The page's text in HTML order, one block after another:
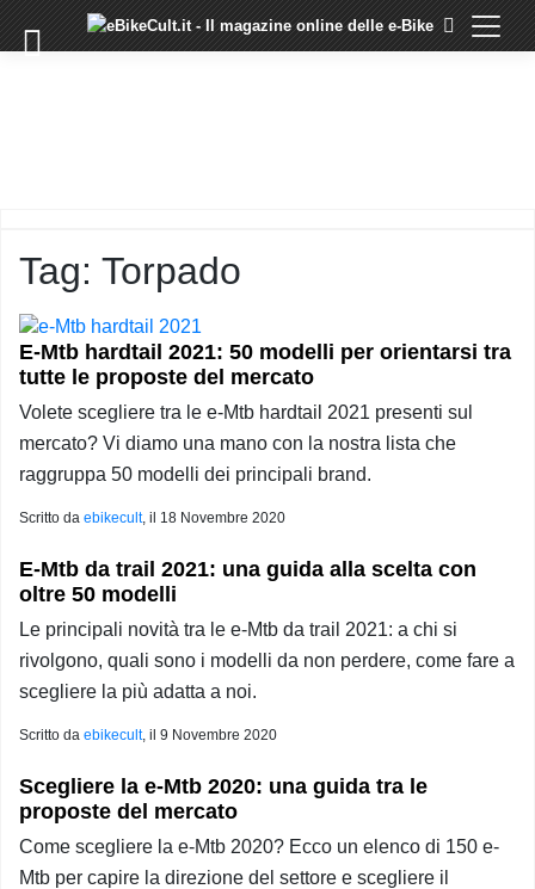
×
TUTORIAL
STAFF
DI
EBIKECULT
CONTATTI
PRIVACY
Tag: Torpado
E-Mtb hardtail 2021: 50 modelli per orientarsi tra
tutte le proposte del mercato
Volete scegliere tra le e-Mtb hardtail 2021 presenti sul
mercato? Vi diamo una mano con la nostra lista che
raggruppa 50 modelli dei principali brand.
Scritto da ebikecult, il 18 Novembre 2020
E-Mtb da trail 2021: una guida alla scelta con
oltre 50 modelli
Le principali novità tra le e-Mtb da trail 2021: a chi si
rivolgono, quali sono i modelli da non perdere, come fare a
scegliere la più adatta a noi.
Scritto da ebikecult, il 9 Novembre 2020
Scegliere la e-Mtb 2020: una guida tra le
proposte del mercato
Come scegliere la e-Mtb 2020? Ecco un elenco di 150 e-
Mtb per capire la direzione del settore e scegliere il